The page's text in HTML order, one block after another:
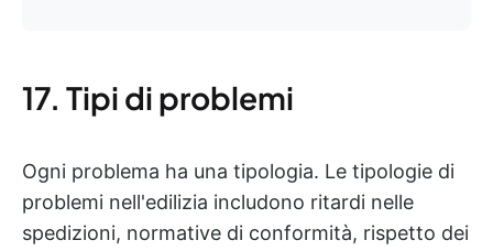
17. Tipi di problemi
Ogni problema ha una tipologia. Le tipologie di
problemi nell'edilizia includono ritardi nelle
spedizioni, normative di conformità, rispetto dei